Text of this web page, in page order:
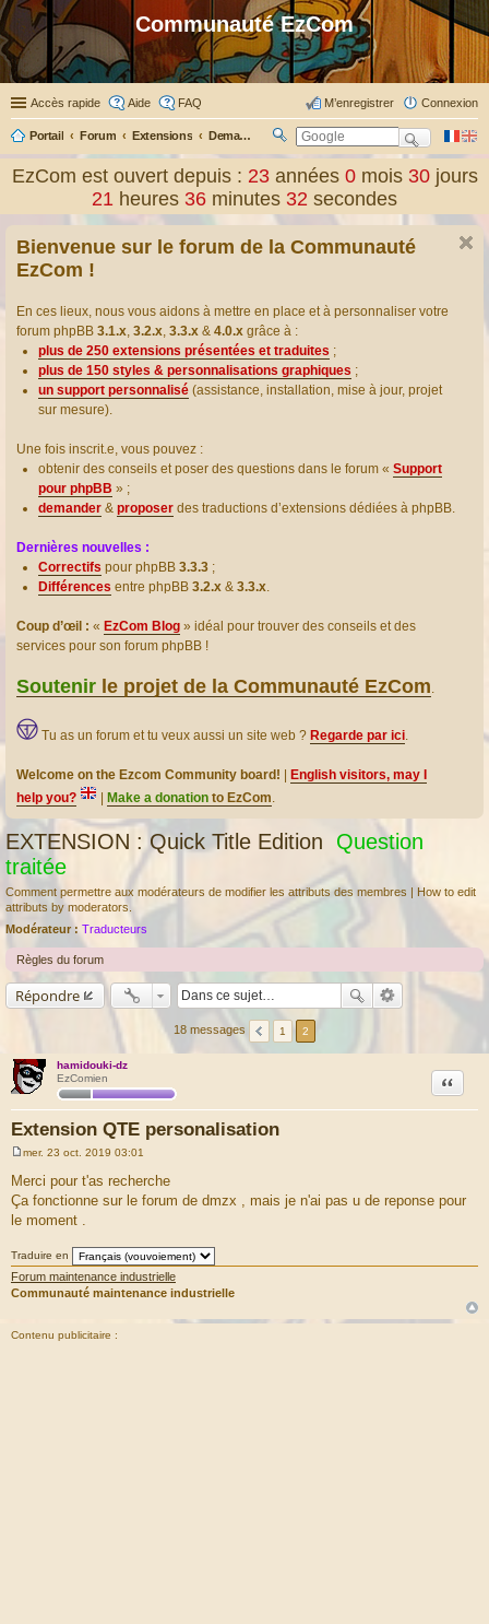
Communauté EzCom
Accès rapide Aide FAQ Connexion
M’enregistrer
Portail Forum Extensions Demander ou proposer des traductions d’extensions
ec
ch
er
EzCom est ouvert depuis : 23 années0 mois30 jours
21 heures 36 minutes 32 secondes
Bienvenue sur le forum de la Communauté
EzCom !
En ces lieux, nous vous aidons à mettre en place et à personnaliser votre
forum phpBB 3.1.x, 3.2.x, 3.3.x & 4.0.x grâce à :
plus de 250 extensions présentées et traduites ;
plus de 150 styles & personnalisations graphiques ;
un support personnalisé (assistance, installation, mise à jour, projet
sur mesure).
Une fois inscrit.e, vous pouvez :
obtenir des conseils et poser des questions dans le forum « Support
pour phpBB » ;
demander & proposer des traductions d’extensions dédiées à phpBB.
Dernières nouvelles :
Correctifs pour phpBB 3.3.3 ;
Différences entre phpBB 3.2.x & 3.3.x.
Coup d’œil : « EzCom Blog » idéal pour trouver des conseils et des
services pour son forum phpBB !
Soutenir le projet de la Communauté EzCom.
Tu as un forum et tu veux aussi un site web ? Regarde par ici.
Welcome on the Ezcom Community board!
English visitors, may I
help you?
Make a donation to EzCom.
EXTENSION : Quick Title Edition
Question
traitée
Comment permettre aux modérateurs de modifier les attributs des membres | How to edit
attributs by moderators.
Modérateur : Traducteurs
Règles du forum
Répondre
18 messages 1 2
hamidouki-dz
EzComien
Extension QTE personalisation
Citation
s
s
g
mer. 23 oct. 2019 03:01
Merci pour t'as recherche
Ça fonctionne sur le forum de dmzx , mais je n'ai pas u de reponse pour
le moment .
Traduire en
Forum maintenance industrielle
Communauté maintenance industrielle
Contenu publicitaire :